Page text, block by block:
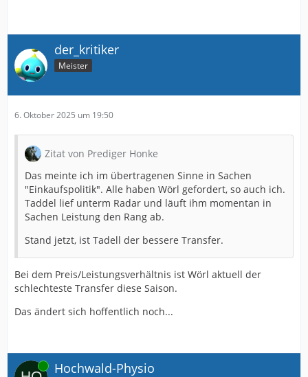
der_kritiker
Meister
6. Oktober 2025 um 19:50
Zitat von Prediger Honke
Das meinte ich im übertragenen Sinne in Sachen
"Einkaufspolitik". Alle haben Wörl gefordert, so auch ich.
Taddel lief unterm Radar und läuft ihm momentan in
Sachen Leistung den Rang ab.
Stand jetzt, ist Tadell der bessere Transfer.
Bei dem Preis/Leistungsverhältnis ist Wörl aktuell der
schlechteste Transfer diese Saison.
Das ändert sich hoffentlich noch...
Online Hochwald-Physio